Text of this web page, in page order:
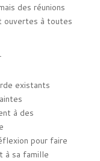
des réunions
ouvertes à toutes
existants
à des
pour faire
à sa famille